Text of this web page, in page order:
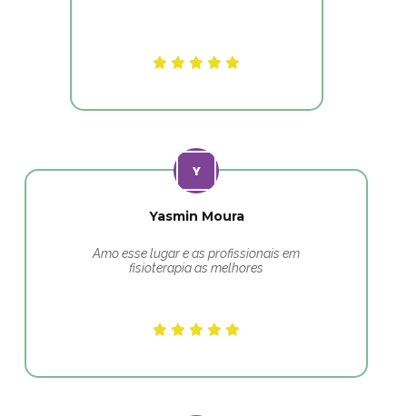
Yasmin Moura
Amo esse lugar e as profissionais em
fisioterapia as melhores